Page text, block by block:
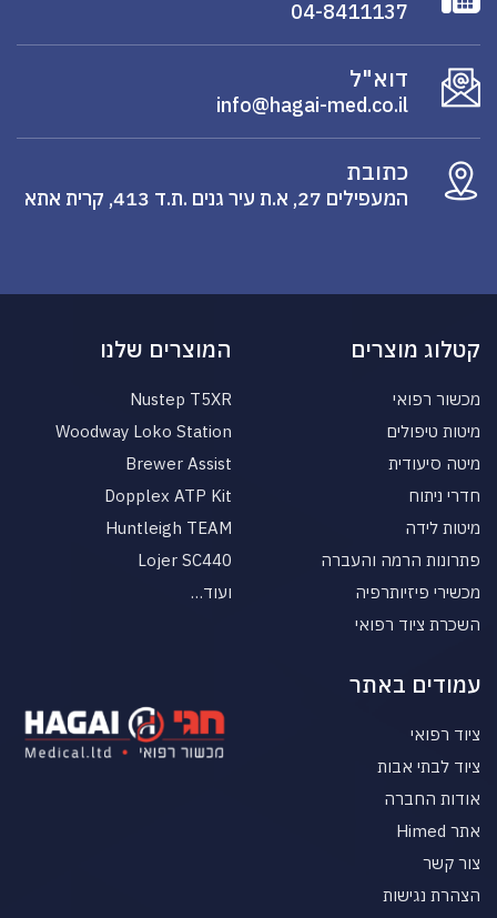
04-8411137
דוא"ל
info@hagai-med.co.il
כתובת
המעפילים 27, א.ת עיר גנים .ת.ד 413, קרית אתא
קטלוג מוצרים
מכשור רפואי
מיטות טיפולים
מיטה סיעודית
חדרי ניתוח
מיטות לידה
פתרונות הרמה והעברה
מכשירי פיזיותרפיה
השכרת ציוד רפואי
המוצרים שלנו
Nustep T5XR
Woodway Loko Station
Brewer Assist
Dopplex ATP Kit
Huntleigh TEAM
Lojer SC440
ועוד…
עמודים באתר
ציוד רפואי
ציוד לבתי אבות
אודות החברה
אתר Himed
צור קשר
הצהרת נגישות